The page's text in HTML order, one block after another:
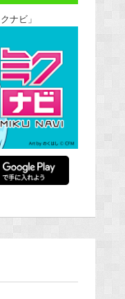
ナビ」